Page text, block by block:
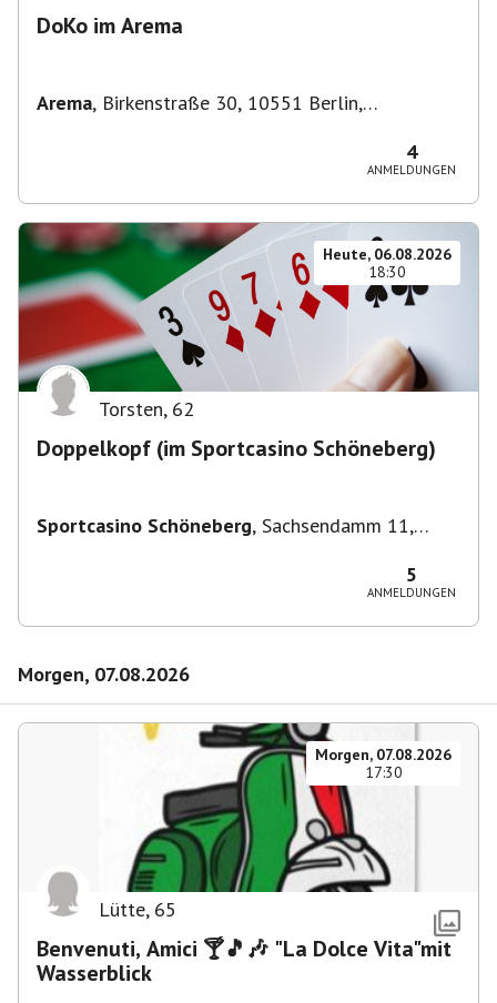
DoKo im Arema
Arema, Birkenstraße 30, 10551 Berlin,
4
ANMELDUNGEN
Heute, 06.08.2026
18:30
Torsten, 62
Doppelkopf (im Sportcasino Schöneberg)
Sportcasino Schöneberg, Sachsendamm 11,
5
ANMELDUNGEN
Morgen, 07.08.2026
Morgen, 07.08.2026
17:30
Lütte, 65
Benvenuti, Amici 🍸🎵🎶 "La Dolce Vita"mit
Wasserblick